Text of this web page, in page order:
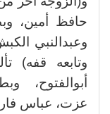
حافظ أمين،
وعبدالنبي
وتابعه قفه)
أبوالفتوح،
عزت، عباس